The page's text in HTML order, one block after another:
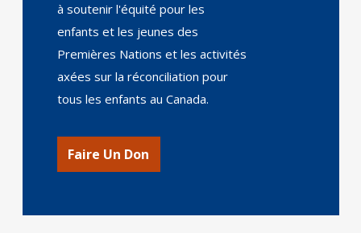
à soutenir l'équité pour les
enfants et les jeunes des
Premières Nations et les activités
axées sur la réconciliation pour
tous les enfants au Canada.
Faire Un Don